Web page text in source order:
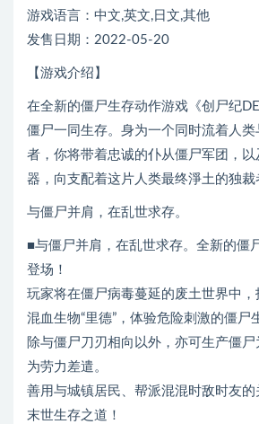
游戏语言：中文,英文,日文,其他
发售日期：2022-05-20
【游戏介绍】
在全新的僵尸生存动作游戏《创尸纪
僵尸一同生存。身为一个同时流着人类
者，你将带着忠诚的仆从僵尸军团，
器，向支配着这片人类最终淨土的独裁
与僵尸并肩，在乱世求存。
■与僵尸并肩，在乱世求存。全新的僵
登场！
玩家将在僵尸病毒蔓延的废土世界中
混血生物“里德”，体验危险刺激的僵尸
除与僵尸刀刃相向以外，亦可生产僵
为劳力差遣。
善用与城镇居民、帮派混混时敌时友
末世生存之道！